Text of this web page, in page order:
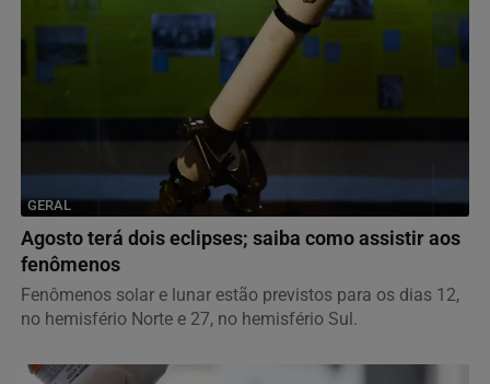
GERAL
Agosto terá dois eclipses; saiba como assistir aos
fenômenos
Fenômenos solar e lunar estão previstos para os dias 12,
no hemisfério Norte e 27, no hemisfério Sul.